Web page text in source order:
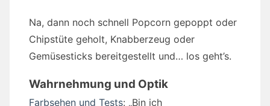
Na, dann noch schnell Popcorn gepoppt oder
Chipstüte geholt, Knabberzeug oder
Gemüsesticks bereitgestellt und… los geht’s.
Wahrnehmung und Optik
Farbsehen und Tests: „Bin ich